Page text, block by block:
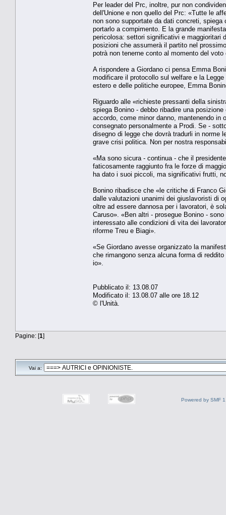
Per leader del Prc, inoltre, pur non
dell'Unione e non quello del Prc: «Tutte le
non sono supportate da dati concreti,
portarlo a compimento. E la grande
pericolosa: settori significativi e maggioritari
posizioni che assumerà il partito nel
potrà non tenerne conto al momento del
A rispondere a Giordano ci pensa Emma
modificare il protocollo sul welfare e la
estero e delle politiche europee, Emma
Riguardo alle «richieste pressanti della
spiega Bonino - debbo ribadire una
accordo, come minor danno, mantenendo in
consegnato personalmente a Prodi. Se -
disegno di legge che dovrà tradurli in norme
grave crisi politica. Non per nostra
«Ma sono sicura - continua - che il
faticosamente raggiunto fra le forze di
ha dato i suoi piccoli, ma significativi frutti,
Bonino ribadisce che «le critiche di Franco
dalle valutazioni unanimi dei giuslavoristi di
oltre ad essere dannosa per i lavoratori, è
Caruso». «Ben altri - prosegue Bonino -
interessato alle condizioni di vita dei
riforme Treu e Biagi».
«Se Giordano avesse organizzato la
che rimangono senza alcuna forma di
io».
Pubblicato il: 13.08.07
Modificato il: 13.08.07 alle ore 18.12
© l'Unità.
Pagine: [1]
Vai a:
Powered by SMF